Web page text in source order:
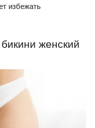
избежать
женский